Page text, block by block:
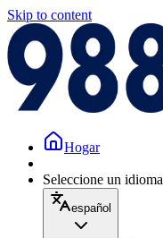
Skip to content
Hogar
Seleccione un
español